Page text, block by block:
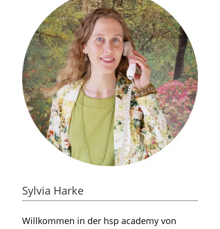
Sylvia Harke
Willkommen in der hsp academy von